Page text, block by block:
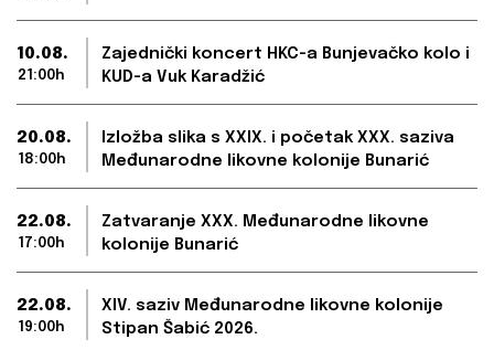
10.08.
21:00h
Zajednički koncert HKC-a Bunjevačko kolo i
KUD-a Vuk Karadžić
20.08.
18:00h
Izložba slika s XXIX. i početak XXX. saziva
Međunarodne likovne kolonije Bunarić
22.08.
17:00h
Zatvaranje XXX. Međunarodne likovne
kolonije Bunarić
22.08.
19:00h
XIV. saziv Međunarodne likovne kolonije
Stipan Šabić 2026.